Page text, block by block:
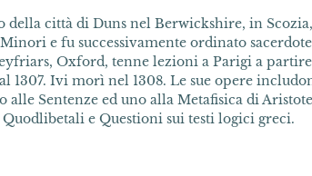
della città di Duns nel Berwickshire, in
e fu successivamente ordinato
Oxford, tenne lezioni a Parigi a partire
1307. Ivi morì nel 1308. Le sue opere
alle Sentenze ed uno alla Metafisica di
e Questioni sui testi logici greci.